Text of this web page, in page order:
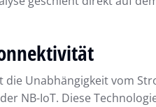
die Unabhängigkeit vom
NB-IoT. Diese